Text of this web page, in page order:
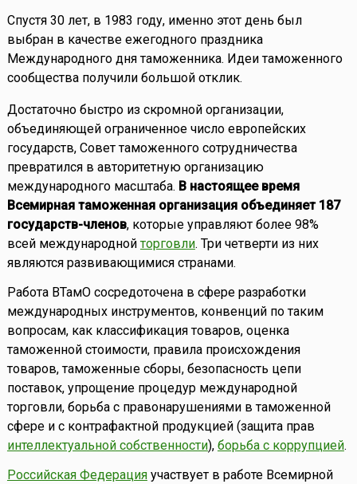
Спустя 30 лет, в 1983 году, именно этот день был
выбран в качестве ежегодного праздника
Международного дня таможенника. Идеи таможенного
сообщества получили большой отклик.
Достаточно быстро из скромной организации,
объединяющей ограниченное число европейских
государств, Совет таможенного сотрудничества
превратился в авторитетную организацию
международного масштаба. В настоящее время
Всемирная таможенная организация объединяет 187
государств-членов, которые управляют более 98%
всей международной торговли. Три четверти из них
являются развивающимися странами.
Работа ВТамО сосредоточена в сфере разработки
международных инструментов, конвенций по таким
вопросам, как классификация товаров, оценка
таможенной стоимости, правила происхождения
товаров, таможенные сборы, безопасность цепи
поставок, упрощение процедур международной
торговли, борьба с правонарушениями в таможенной
сфере и с контрафактной продукцией (защита прав
интеллектуальной собственности), борьба с коррупцией.
Российская Федерацияучаствует в работе Всемирной